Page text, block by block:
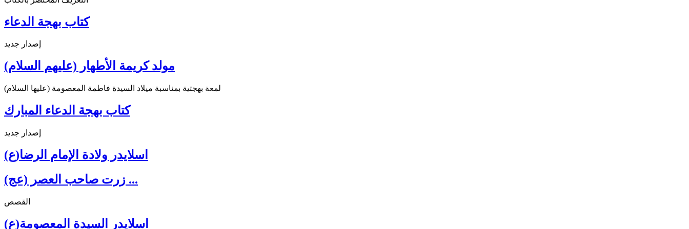
كتاب بهجة الدعاء
إصدار جديد
مولد كريمة الأطهار (عليهم السلام)
لمعة بهجتية بمناسبة ميلاد السيدة فاطمة المعصومة (عليها السلام)
كتاب بهجة الدعاء المبارك
إصدار جديد
اسلايدر ولادة الإمام الرضا(ع)
زرت صاحب العصر (عج) ...
القصص
اسلايدر السيدة المعصومة(ع)